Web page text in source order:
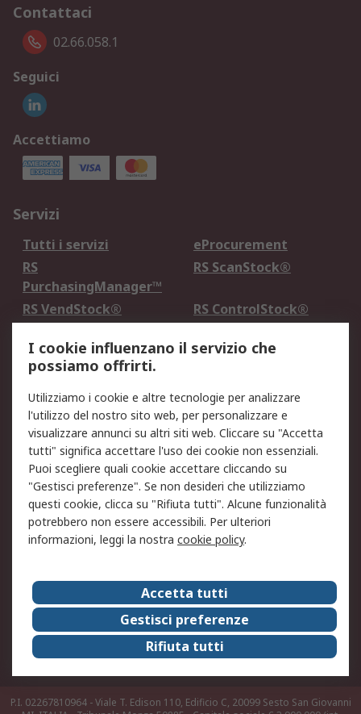
Contattaci
02.66.058.1
Seguici
Accettiamo
Servizi
Tutti i servizi
eProcurement
RS
PurchasingManager™
RS ScanStock®
RS VendStock®
RS ControlStock®
Legale
Informativa Cookie
Informativa Privacy -
Aggiornata
Email Security
Termini d'uso
Condizioni di vendita
Condizioni generali di
servizio
Etica e responsabilità
Chi Siamo
Chi Siamo
Contattaci
Supporto
ESG
Carriere
RS Group
Press Centre
Discovery: il Blog di RS
P.I. 02267810964 - Viale T. Edison 110, Edificio C, 20099 Sesto San Giovanni
I cookie influenzano il servizio che
possiamo offrirti.
Utilizziamo i cookie e altre tecnologie per analizzare
l'utilizzo del nostro sito web, per personalizzare e
visualizzare annunci su altri siti web. Cliccare su "Accetta
tutti" significa accettare l'uso dei cookie non essenziali.
Puoi scegliere quali cookie accettare cliccando su
"Gestisci preferenze". Se non desideri che utilizziamo
questi cookie, clicca su "Rifiuta tutti". Alcune funzionalità
potrebbero non essere accessibili. Per ulteriori
informazioni, leggi la nostra cookie policy.
Accetta tutti
Gestisci preferenze
Rifiuta tutti